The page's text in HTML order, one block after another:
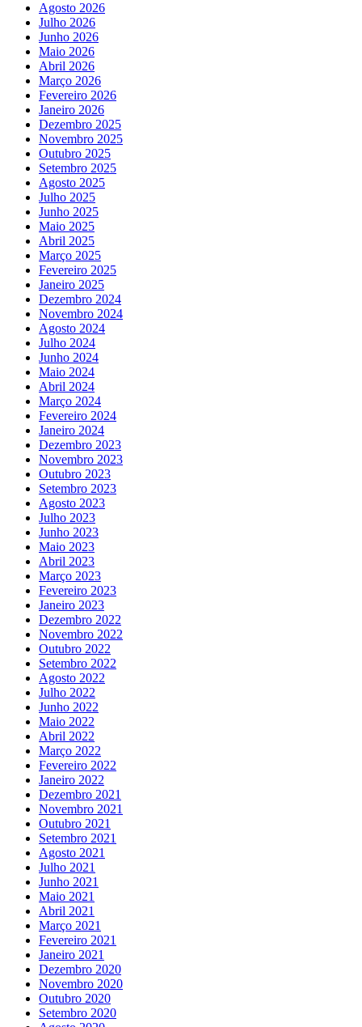
Agosto 2026
Julho 2026
Junho 2026
Maio 2026
Abril 2026
Março 2026
Fevereiro 2026
Janeiro 2026
Dezembro 2025
Novembro 2025
Outubro 2025
Setembro 2025
Agosto 2025
Julho 2025
Junho 2025
Maio 2025
Abril 2025
Março 2025
Fevereiro 2025
Janeiro 2025
Dezembro 2024
Novembro 2024
Agosto 2024
Julho 2024
Junho 2024
Maio 2024
Abril 2024
Março 2024
Fevereiro 2024
Janeiro 2024
Dezembro 2023
Novembro 2023
Outubro 2023
Setembro 2023
Agosto 2023
Julho 2023
Junho 2023
Maio 2023
Abril 2023
Março 2023
Fevereiro 2023
Janeiro 2023
Dezembro 2022
Novembro 2022
Outubro 2022
Setembro 2022
Agosto 2022
Julho 2022
Junho 2022
Maio 2022
Abril 2022
Março 2022
Fevereiro 2022
Janeiro 2022
Dezembro 2021
Novembro 2021
Outubro 2021
Setembro 2021
Agosto 2021
Julho 2021
Junho 2021
Maio 2021
Abril 2021
Março 2021
Fevereiro 2021
Janeiro 2021
Dezembro 2020
Novembro 2020
Outubro 2020
Setembro 2020